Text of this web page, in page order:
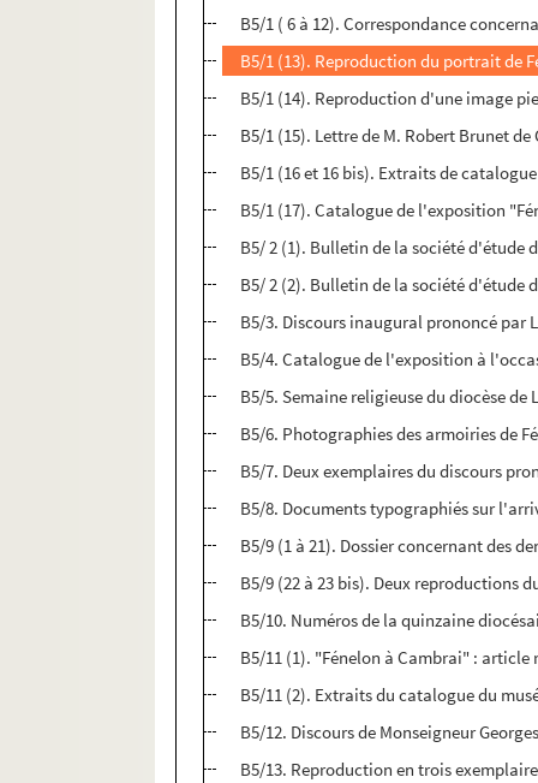
B5/1 ( 6 à 12). Correspondance
B5/1 (13). Reproduction du portrait de
B5/1 (14). Reproduction d'une image
B5/1 (15). Lettre de M. Robert Brunet
B5/1 (16 et 16 bis). Extraits de
B5/1 (17). Catalogue de l'exposition
B5/ 2 (1). Bulletin de la société d'étude
B5/ 2 (2). Bulletin de la société d'étude
B5/3. Discours inaugural prononcé
B5/4. Catalogue de l'exposition à
B5/5. Semaine religieuse du diocèse
B5/6. Photographies des armoiries de
B5/7. Deux exemplaires du discours
B5/8. Documents typographiés sur
B5/9 (1 à 21). Dossier concernant des
B5/9 (22 à 23 bis). Deux reproductions
B5/10. Numéros de la quinzaine
B5/11 (1). "Fénelon à Cambrai" :
B5/11 (2). Extraits du catalogue du
B5/12. Discours de Monseigneur
B5/13. Reproduction en trois